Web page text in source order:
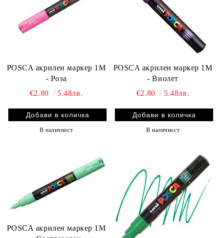
POSCA акрилен маркер 1M
- Роза
€2.80
5.48лв.
В наличност
POSCA акрилен маркер 1M
- Виолет
€2.80
5.48лв.
В наличност
POSCA акрилен маркер 1M